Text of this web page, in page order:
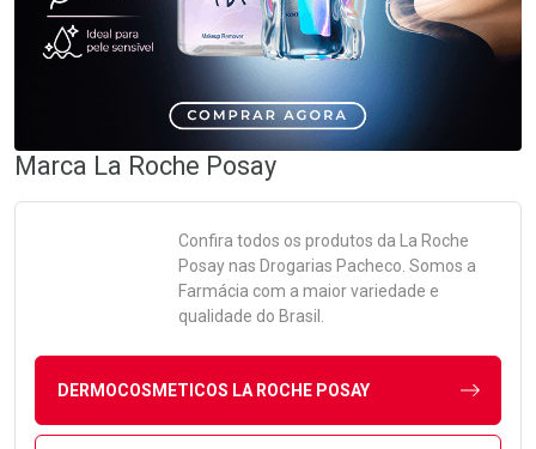
Marca La Roche Posay
Confira todos os produtos da
La Roche
Posaynas Drogarias Pacheco. Somos a
Farmácia com a maior variedade e
qualidade do Brasil.
DERMOCOSMETICOS LA ROCHE POSAY